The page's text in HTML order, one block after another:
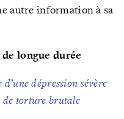
autre information à sa
longue durée
dépression sévère
de torture brutale